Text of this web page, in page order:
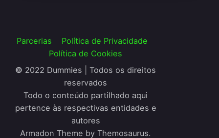
Parcerias
Política de Privacidade
Política de Cookies
© 2022 Dummies | Todos os direitos
reservados
Todo o conteúdo partilhado aqui
pertence às respectivas entidades e
autores
Armadon Theme by Themosaurus.